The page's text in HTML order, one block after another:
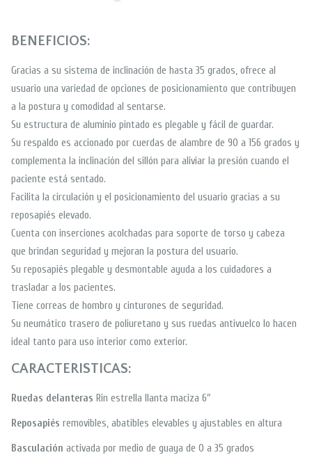
BENEFICIOS:
Gracias a su sistema de inclinación de hasta 35 grados, ofrece al
usuario una variedad de opciones de posicionamiento que contribuyen
a la postura y comodidad al sentarse.
Su estructura de aluminio pintado es plegable y fácil de guardar.
Su respaldo es accionado por cuerdas de alambre de 90 a 156 grados y
complementa la inclinación del sillón para aliviar la presión cuando el
paciente está sentado.
Facilita la circulación y el posicionamiento del usuario gracias a su
reposapiés elevado.
Cuenta con inserciones acolchadas para soporte de torso y cabeza
que brindan seguridad y mejoran la postura del usuario.
Su reposapiés plegable y desmontable ayuda a los cuidadores a
trasladar a los pacientes.
Tiene correas de hombro y cinturones de seguridad.
Su neumático trasero de poliuretano y sus ruedas antivuelco lo hacen
ideal tanto para uso interior como exterior.
CARACTERISTICAS:
Ruedas delanteras Rin estrella llanta maciza 6″
Reposapiés removibles, abatibles elevables y ajustables en altura
Basculación activada por medio de guaya de 0 a 35 grados